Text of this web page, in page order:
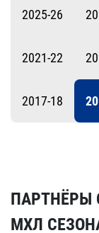
2025-26
2021-22
2017-18
ПАРТНЁРЫ
МХЛ